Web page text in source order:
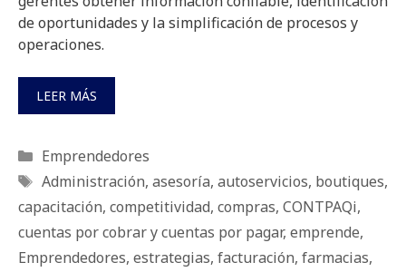
de oportunidades y la simplificación de procesos y
operaciones.
LEER MÁS
Categorías
Emprendedores
Etiquetas
Administración, asesoría, autoservicios, boutiques,
capacitación, competitividad, compras, CONTPAQi,
cuentas por cobrar y cuentas por pagar, emprende,
Emprendedores, estrategias, facturación, farmacias,